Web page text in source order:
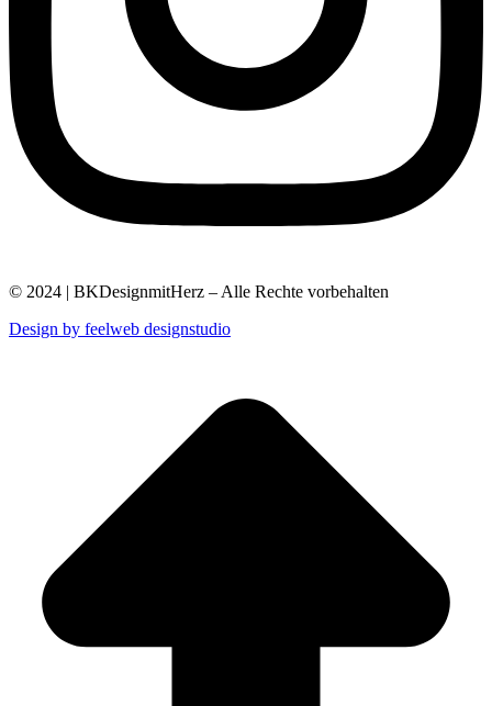
© 2024 | BKDesignmitHerz – Alle Rechte vorbehalten
Design by feelweb designstudio